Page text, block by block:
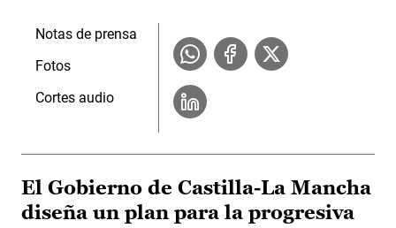
Notas de prensa
Fotos
Cortes audio
El Gobierno de Castilla-La Mancha
diseña un plan para la progresiva